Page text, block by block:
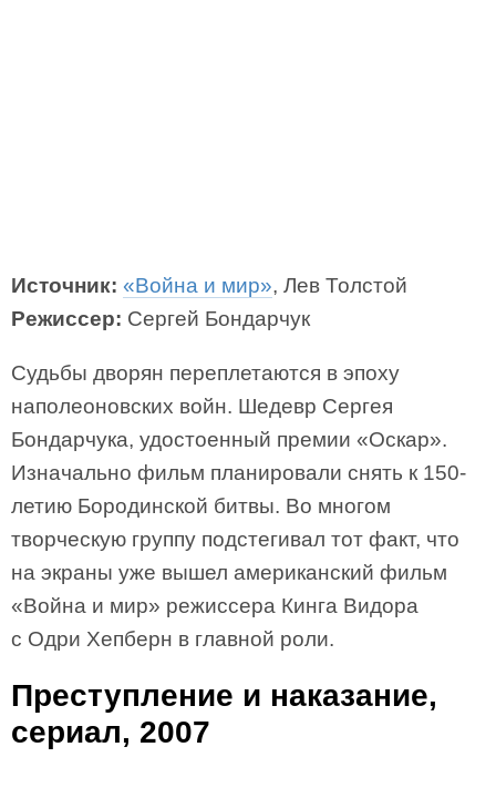
Источник: «Война и мир», Лев Толстой
Режиссер: Сергей Бондарчук
Судьбы дворян переплетаются в эпоху
наполеоновских войн. Шедевр Сергея
Бондарчука, удостоенный премии «Оскар».
Изначально фильм планировали снять к 150-
летию Бородинской битвы. Во многом
творческую группу подстегивал тот факт, что
на экраны уже вышел американский фильм
«Война и мир» режиссера Кинга Видора
с Одри Хепберн в главной роли.
Преступление и наказание,
сериал, 2007